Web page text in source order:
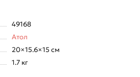
49168
Атол
20×15.6×15 см
1.7 кг